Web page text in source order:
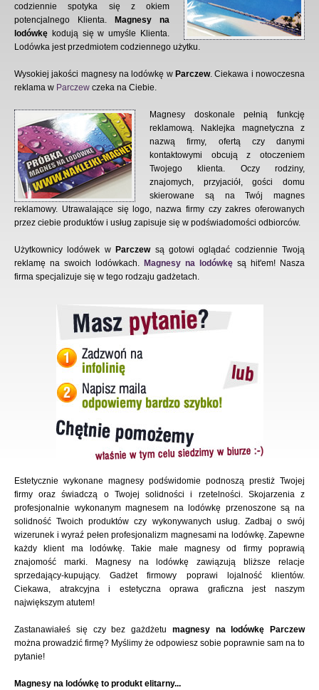
codziennie spotyka się z okiem
potencjalnego Klienta. Magnesy na
lodówkę kodują się w umyśle Klienta.
Lodówka jest przedmiotem codziennego użytku.
Wysokiej jakości magnesy na lodówkę w Parczew. Ciekawa i nowoczesna
reklama w Parczew czeka na Ciebie.
Magnesy doskonale pełnią funkcję
reklamową. Naklejka magnetyczna z
nazwą firmy, ofertą czy danymi
kontaktowymi obcują z otoczeniem
Twojego klienta. Oczy rodziny,
znajomych, przyjaciół, gości domu
skierowane są na Twój magnes
reklamowy. Utrawalające się logo, nazwa firmy czy zakres oferowanych
przez ciebie produktów i usług zapisuje się w podświadomości odbiorców.
Użytkownicy lodówek wParczewsą gotowi oglądać codziennie Twoją
reklamę na swoich lodówkach. Magnesy na lodówkę są hit'em! Nasza
firma specjalizuje się w tego rodzaju gadżetach.
Estetycznie wykonane magnesy podświdomie podnoszą prestiż Twojej
firmy oraz świadczą o Twojej solidności i rzetelności. Skojarzenia z
profesjonalnie wykonanym magnesem na lodówkę przenoszone są na
solidność Twoich produktów czy wykonywanych usług. Zadbaj o swój
wizerunek i wyraź pełen profesjonalizm magnesami na lodówkę. Zapewne
każdy klient ma lodówkę. Takie małe magnesy od firmy poprawią
znajomość marki. Magnesy na lodówkę zawiązują bliższe relacje
sprzedający-kupujący. Gadżet firmowy poprawi lojalność klientów.
Ciekawa, atrakcyjna i estetyczna oprawa graficzna jest naszym
największym atutem!
Zastanawiałeś się czy bez gażdżetu magnesy na lodówkę Parczew
można prowadzić firmę? Myślimy że odpowiesz sobie poprawnie sam na to
pytanie!
Magnesy na lodówkę to produkt elitarny...